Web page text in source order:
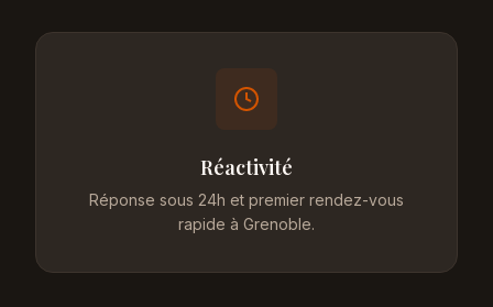
Réactivité
Réponse sous 24h et premier rendez-vous
rapide à Grenoble.